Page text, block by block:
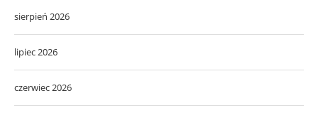
sierpień 2026
lipiec 2026
czerwiec 2026